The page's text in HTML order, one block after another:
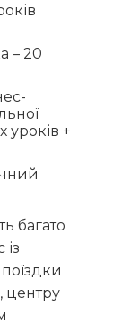
– 20
уроків +
багато
центру